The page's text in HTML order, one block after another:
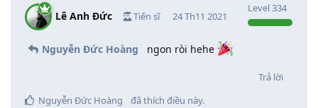
Lê Anh Đức Tiến sĩ
Level334
24 Th11 2021
Nguyễn Đức Hoàng ngon ròi hehe
Trả lời
Nguyễn Đức Hoàng
đã thích điều này.